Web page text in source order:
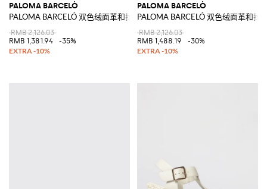
PALOMA BARCELÒ
PALOMA BARCELÓ 双色绒面革和拉菲草坡跟踝带凉鞋
RMB 2,126.03
RMB 1,381.94
-35%
PALOMA BARCELÒ
PALOMA BARCELÓ 双色绒面革和拉
RMB 2,126.03
RMB 1,488.19
-30%